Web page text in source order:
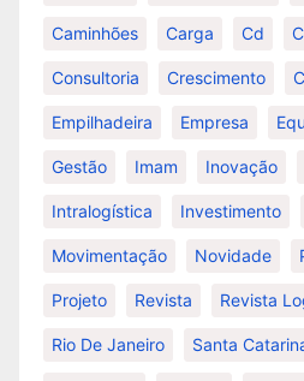
Caminhões Carga Cd
Consultoria Crescimento
Empilhadeira Empresa
Gestão Imam Inovação
Intralogística Investimento
Movimentação Novidade
Projeto Revista Revista
Rio De Janeiro Santa